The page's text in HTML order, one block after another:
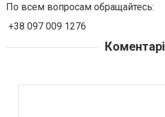
По всем вопросам обращайтесь:
+38 097 009 1276
Коментарі